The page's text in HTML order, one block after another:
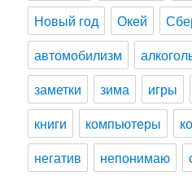
Новый год
Окей
автомобилизм
заметки
зима игры
книги
компьютеры
негатив
непонимаю